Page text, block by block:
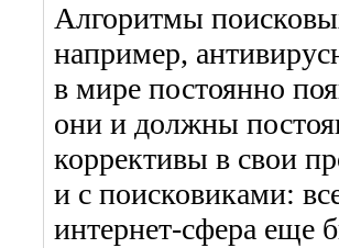
Алгоритмы
например,
в мире постоянно
они и должны
коррективы в свои
и с поисковиками:
интернет-сфера еще